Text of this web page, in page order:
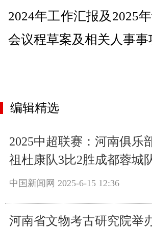
2024年工作汇报及2025
会议程草案及相关人事
编辑精选
2025中超联赛：河南俱乐
祖杜康队3比2胜成都蓉城
中国新闻网 2025-6-15 12:36
河南省文物考古研究院举